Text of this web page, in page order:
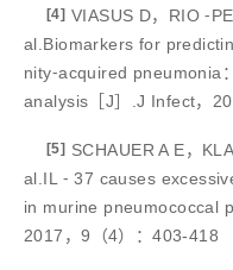
[4] VIASUS D，RIO
al.Biomarkers for
nity⁃acquired pneumonia
analysis［J］.J Infect，
[5] SCHAUER A E，
al.IL ⁃ 37 causes
in murine pneumococcal
2017，9（4）：403-418